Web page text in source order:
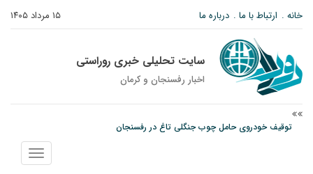
۱۵ مرداد ۱۴۰۵ خانه ارتباط با ما درباره ما
سایت تحلیلی خبری روراستی
اخبار رفسنجان و كرمان
توقیف خودروی حامل چوب جنگلی تاغ در رفسنجان
دادستان رفسنجان: رفع مشکلات ایستگاه راه‌آهن احمدآباد با قید فوریت پیگیری
نمایش
منو